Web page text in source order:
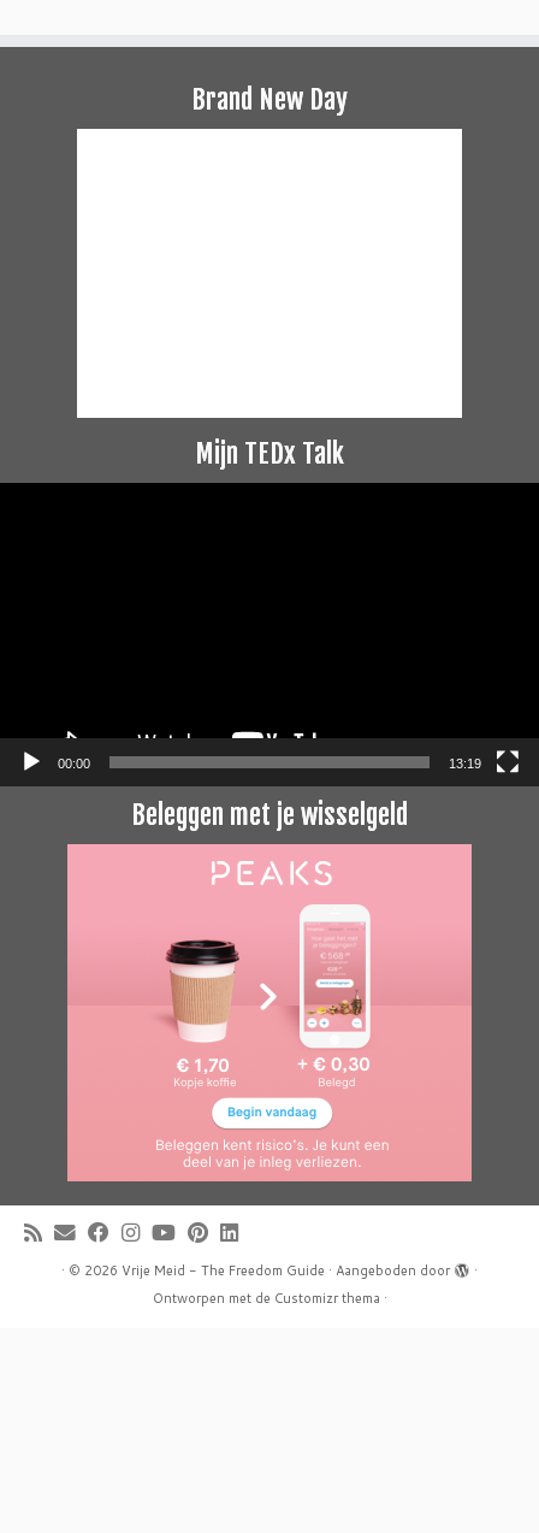
Brand New Day
Mijn TEDx Talk
00:00 13:19
Beleggen met je wisselgeld
· © 2026 Vrije Meid - The Freedom Guide · Aangeboden door
·
Ontworpen met de Customizr thema ·